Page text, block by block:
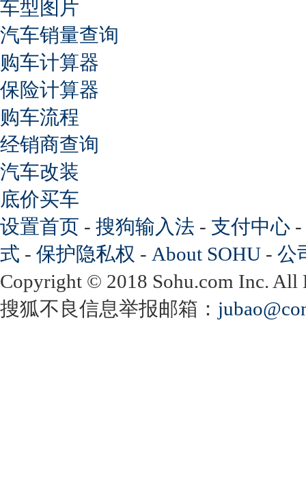
车型图片
汽车销量查询
购车计算器
保险计算器
购车流程
经销商查询
汽车改装
底价买车
设置首页 - 搜狗输入法 - 支付中心 -
式 - 保护隐私权 - About SOHU - 公
Copyright © 2018 Sohu.com Inc.
搜狐不良信息举报邮箱：